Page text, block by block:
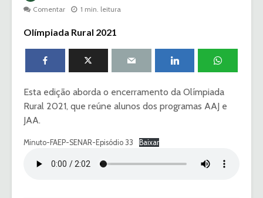
Comentar
1 min. leitura
Olímpiada Rural 2021
Esta edição aborda o encerramento da Olímpiada
Rural 2021, que reúne alunos dos programas AAJ e
JAA.
Minuto-FAEP-SENAR-Episódio 33 Baixar